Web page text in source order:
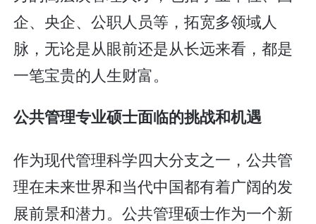
企、央企、公职人员等，拓宽多领域人
脉，无论是从眼前还是从长远来看，都是
一笔宝贵的人生财富。
公共管理专业硕士面临的挑战和机遇
作为现代管理科学四大分支之一，公共管
理在未来世界和当代中国都有着广阔的发
展前景和潜力。公共管理硕士作为一个新